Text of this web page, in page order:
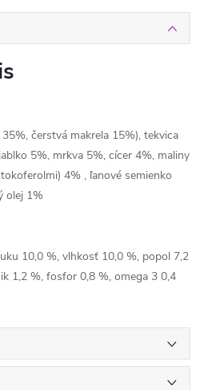
čerstvá makrela 15%), tekvica
5%, mrkva 5%, cícer 4%, maliny
4% , ľanové semienko
olej 1%
10,0 %, vlhkosť 10,0 %, popol 7,2
1,2 %, fosfor 0,8 %, omega 3 0,4